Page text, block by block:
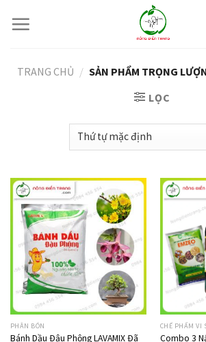
TRANG CHỦ / SẢN PHẨM TRỌNG
LỌC
PHÂN BÓN
Bánh Dầu Đậu Phộng LAVAMIX Đã
Giảm giá!
CHẾ PHẨM VI
Combo 3